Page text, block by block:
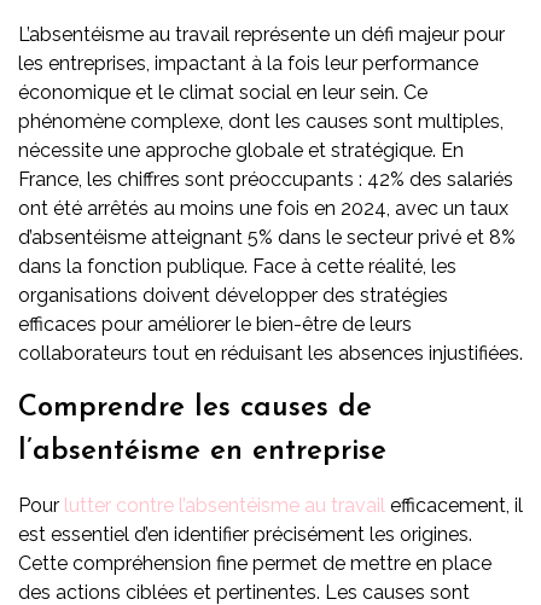
L’absentéisme au travail représente un défi majeur pour
les entreprises, impactant à la fois leur performance
économique et le climat social en leur sein. Ce
phénomène complexe, dont les causes sont multiples,
nécessite une approche globale et stratégique. En
France, les chiffres sont préoccupants : 42% des salariés
ont été arrêtés au moins une fois en 2024, avec un taux
d’absentéisme atteignant 5% dans le secteur privé et 8%
dans la fonction publique. Face à cette réalité, les
organisations doivent développer des stratégies
efficaces pour améliorer le bien-être de leurs
collaborateurs tout en réduisant les absences injustifiées.
Comprendre les causes de
l’absentéisme en entreprise
Pour lutter contre l’absentéisme au travail efficacement, il
est essentiel d’en identifier précisément les origines.
Cette compréhension fine permet de mettre en place
des actions ciblées et pertinentes. Les causes sont